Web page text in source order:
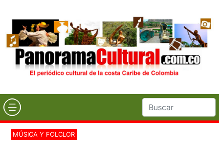
MÚSICA Y FOLCLOR